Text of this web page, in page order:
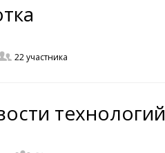
22участника
технологий